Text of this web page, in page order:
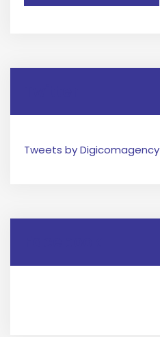
Tweets by Digicomagency